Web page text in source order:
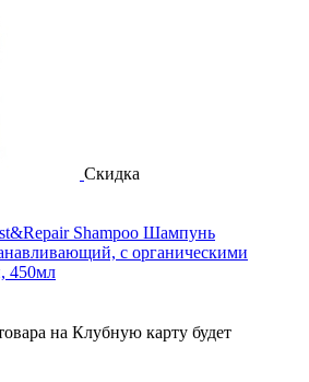
Скидка
Shampoo Шампунь
с органическими
450мл
на Клубную карту будет